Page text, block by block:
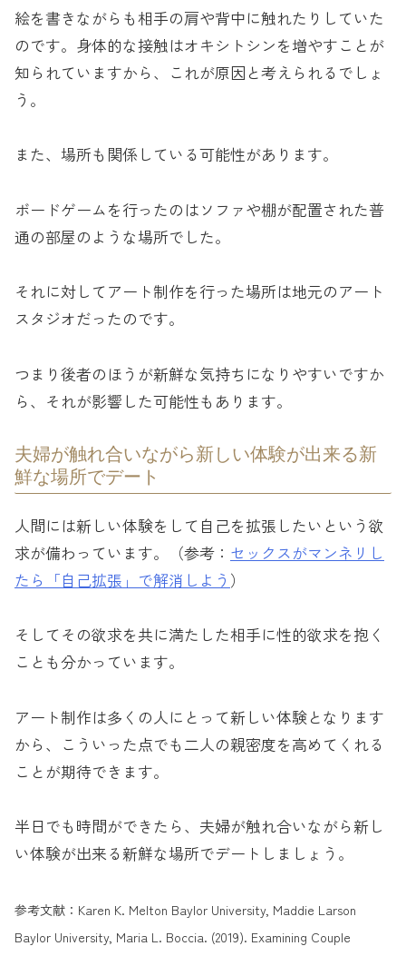
絵を書きながらも相手の肩や背中に触れたりしていた
のです。身体的な接触はオキシトシンを増やすことが
知られていますから、これが原因と考えられるでしょ
う。
また、場所も関係している可能性があります。
ボードゲームを行ったのはソファや棚が配置された普
通の部屋のような場所でした。
それに対してアート制作を行った場所は地元のアート
スタジオだったのです。
つまり後者のほうが新鮮な気持ちになりやすいですか
ら、それが影響した可能性もあります。
夫婦が触れ合いながら新しい体験が出来る新
鮮な場所でデート
人間には新しい体験をして自己を拡張したいという欲
求が備わっています。（参考： セックスがマンネリし
たら「自己拡張」で解消しよう ）
そしてその欲求を共に満たした相手に性的欲求を抱く
ことも分かっています。
アート制作は多くの人にとって新しい体験となります
から、こういった点でも二人の親密度を高めてくれる
ことが期待できます。
半日でも時間ができたら、夫婦が触れ合いながら新し
い体験が出来る新鮮な場所でデートしましょう。
参考文献：Karen K. Melton Baylor University, Maddie Larson
Baylor University, Maria L. Boccia. (2019). Examining Couple